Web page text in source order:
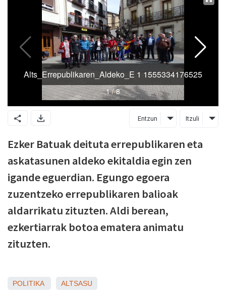
Entzun Itzuli
Ezker Batuak deituta errepublikaren eta
askatasunen aldeko ekitaldia egin zen
igande eguerdian. Egungo egoera
zuzentzeko errepublikaren balioak
aldarrikatu zituzten. Aldi berean,
ezkertiarrak botoa ematera animatu
zituzten.
POLITIKA ALTSASU